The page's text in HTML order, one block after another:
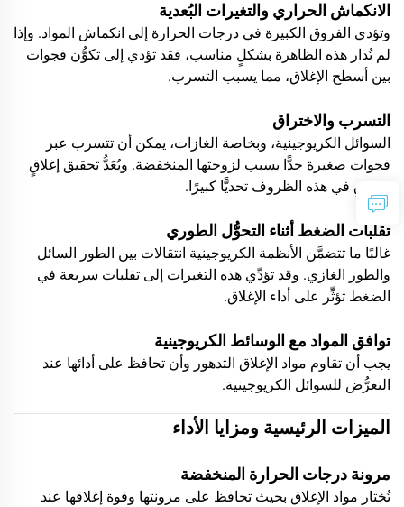
الانكماش الحراري والتغيرات البُعدية
وتؤدي الفروق الكبيرة في درجات الحرارة إلى انكماش المواد. وإذا
لم تُدار هذه الظاهرة بشكلٍ مناسب، فقد تؤدي إلى تكوُّن فجوات
بين أسطح الإغلاق، مما يسبب التسرب.
التسرب والاختراق
السوائل الكريوجينية، وبخاصة الغازات، يمكن أن تتسرب عبر
فجوات صغيرة جدًّا بسبب لزوجتها المنخفضة. ويُعَدُّ تحقيق إغلاقٍ
موثوقٍ في هذه الظروف تحديًّا كبيرًا.
تقلبات الضغط أثناء التحوُّل الطوري
غالبًا ما تتضمَّن الأنظمة الكريوجينية انتقالات بين الطور السائل
والطور الغازي. وقد تؤدِّي هذه التغيرات إلى تقلبات سريعة في
الضغط تؤثِّر على أداء الإغلاق.
توافق المواد مع الوسائط الكريوجينية
يجب أن تقاوم مواد الإغلاق التدهور وأن تحافظ على أدائها عند
التعرُّض للسوائل الكريوجينية.
الميزات الرئيسية ومزايا الأداء
مرونة درجات الحرارة المنخفضة
تُختار مواد الإغلاق بحيث تحافظ على مرونتها وقوة إغلاقها عند